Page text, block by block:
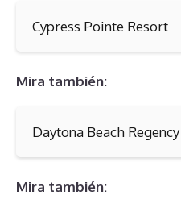
Cypress Pointe Resort
Mira también:
Daytona Beach Regency
Mira también: